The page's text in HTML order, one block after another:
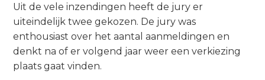
o
m
a
i
n
Uit de vele inzendingen heeft de jury er
uiteindelijk twee gekozen. De jury was
enthousiast over het aantal aanmeldingen en
denkt na of er volgend jaar weer een verkiezing
plaats gaat vinden.